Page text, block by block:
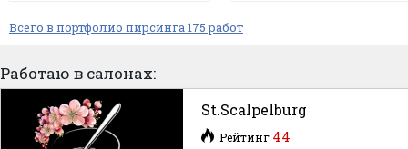
Всего в портфолио пирсинга 175 работ
Работаю в салонах:
St.Scalpelburg
Рейтинг 44